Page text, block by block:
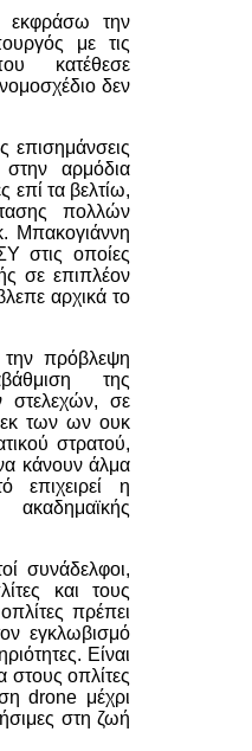
την
με τις
κατέθεσε
δεν
επισημάνσεις
αρμόδια
επί τα βελτίω,
πολλών
Μπακογιάννη
στις οποίες
σε επιπλέον
αρχικά το
πρόβλεψη
της
στελεχών, σε
των ων ουκ
στρατού,
κάνουν άλμα
επιχειρεί η
συνάδελφοι,
και τους
πρέπει
εγκλωβισμό
Είναι
στους οπλίτες
drone μέχρι
στη ζωή